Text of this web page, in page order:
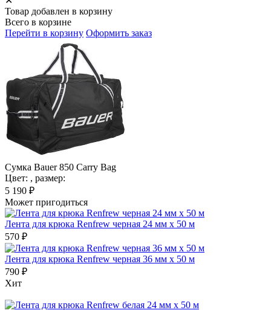
Товар добавлен в корзину
Всего в корзине
Перейти в корзину Оформить заказ
Сумка Bauer 850 Carry Bag
Цвет: , размер:
5 190 ₽
Может пригодиться
Лента для крюка Renfrew черная 24 мм x 50 м
570 ₽
Лента для крюка Renfrew черная 36 мм x 50 м
790 ₽
Хит